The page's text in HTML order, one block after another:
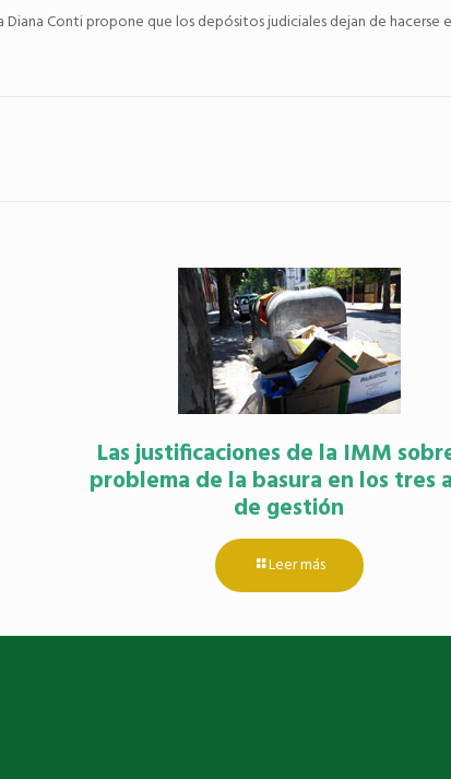
Conti propone que los depósitos judiciales dejan de hacerse
Las justificaciones de la IMM
problema de la basura en los tres
de gestión
Leer más